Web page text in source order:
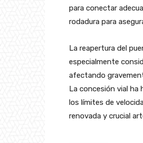
para conectar
rodadura para
La reapertura del
especialmente
afectando
La concesión vial ha
los límites de
renovada y crucial